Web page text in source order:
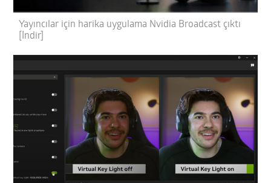
Yayıncılar için harika uygulama Nvidia Broadcast çıktı
[İndir]